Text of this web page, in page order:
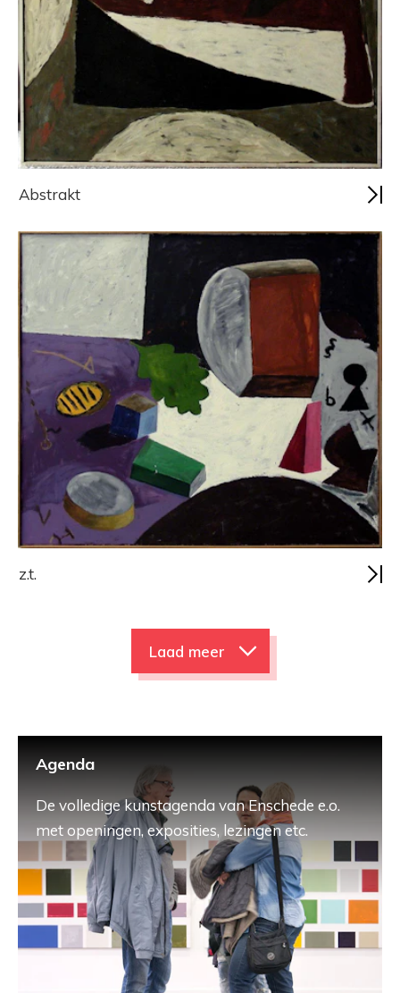
Abstrakt
z.t.
Laad meer
Agenda
De volledige kunstagenda van Enschede e.o.
met openingen, exposities, lezingen etc.